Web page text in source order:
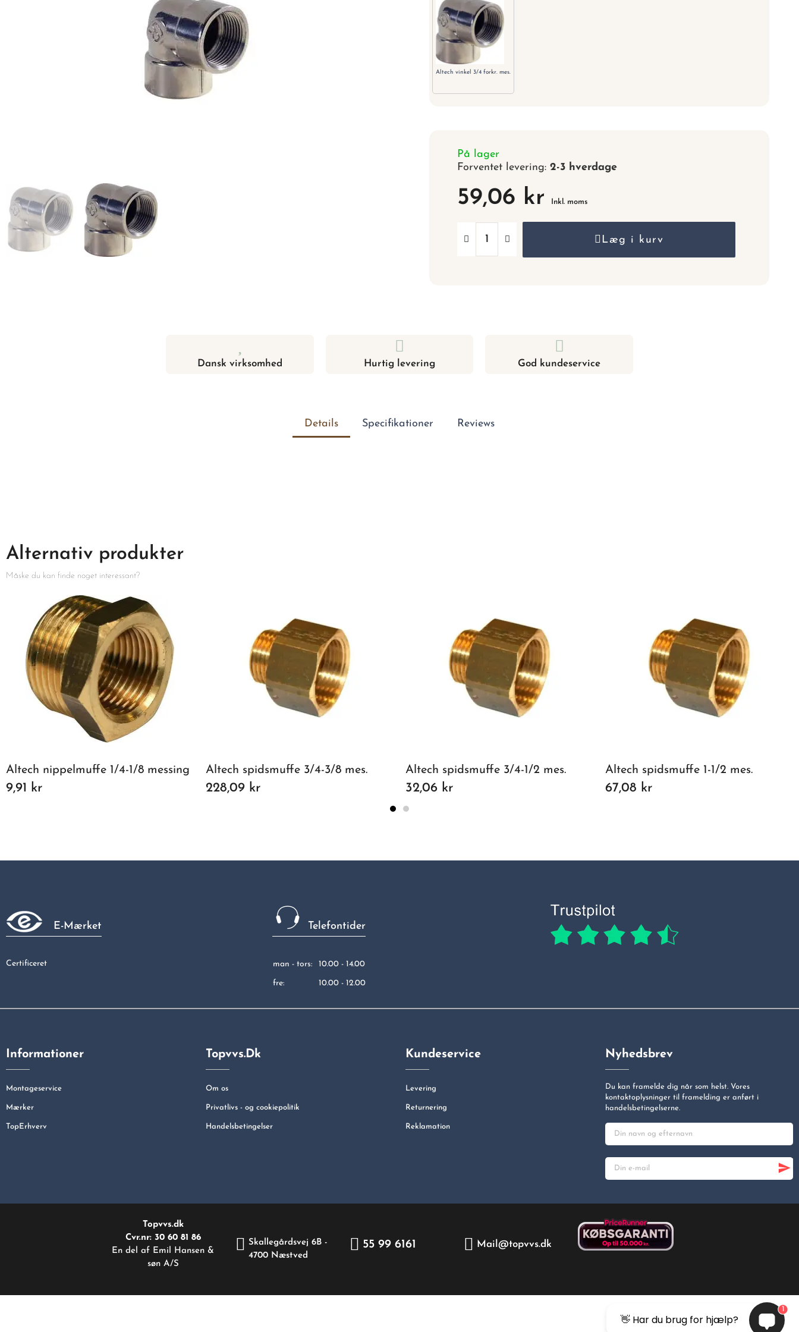
Altech vinkel 3/4 forkr. mes.
På lager
Forventet levering:2-3 hverdage
59,06 kr Inkl. moms
Læg i kurv
Dansk virksomhed Hurtig levering God kundeservice
Details Specifikationer Reviews
Alternativ produkter
Måske du kan finde noget interessant?
Altech nippelmuffe 1/4-1/8 messing
9,91 kr
Altech spidsmuffe 3/4-3/8 mes.
228,09 kr
Altech spidsmuffe 3/4-1/2 mes.
32,06 kr
Altech spidsmuffe 1-1/2 mes.
67,08 kr
E-Mærket
Certificeret
Telefontider
man - tors: 10.00 - 14.00
fre: 10.00 - 12.00
Informationer
Montageservice
Mærker
TopErhverv
Topvvs.dk
Om os
Privatlivs - og cookiepolitik
Handelsbetingelser
Kundeservice
Levering
Returnering
Reklamation
Nyhedsbrev
Du kan framelde dig når som helst. Vores
kontaktoplysninger til framelding er anført i
handelsbetingelserne.
Topvvs.dk
Cvr.nr: 30 60 81 86
En del af Emil Hansen &
søn A/S
Skallegårdsvej 6B -
4700 Næstved
55 99 6161 Mail@topvvs.dk
👋 Har du brug for hjælp?
1